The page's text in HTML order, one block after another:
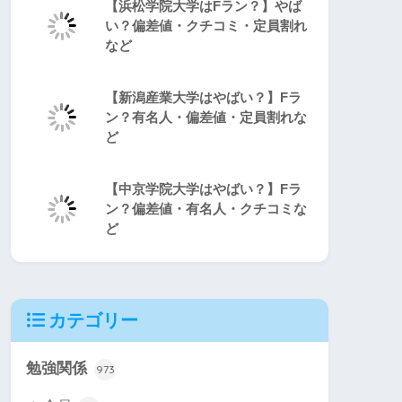
【浜松学院大学はFラン？】やば
い？偏差値・クチコミ・定員割れ
など
【新潟産業大学はやばい？】Fラ
ン？有名人・偏差値・定員割れな
ど
【中京学院大学はやばい？】Fラ
ン？偏差値・有名人・クチコミな
ど
カテゴリー
勉強関係 973